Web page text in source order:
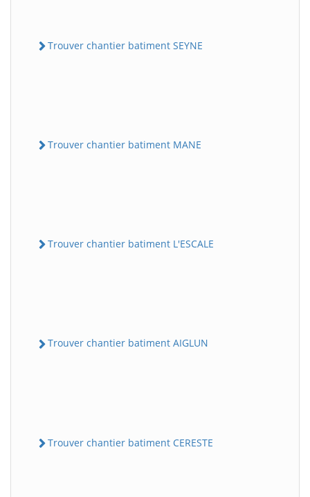
Trouver chantier batiment SEYNE
Trouver chantier batiment MANE
Trouver chantier batiment L'ESCALE
Trouver chantier batiment AIGLUN
Trouver chantier batiment CERESTE